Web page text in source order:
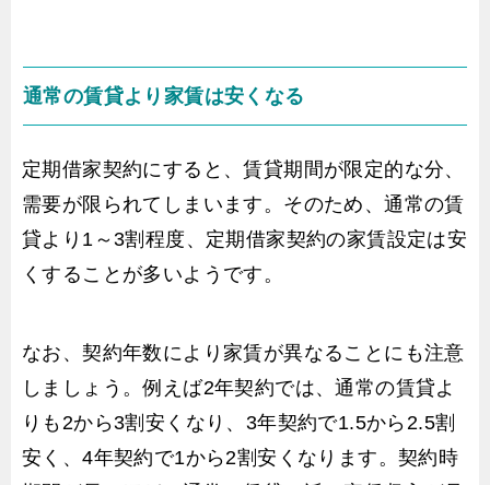
通常の賃貸より家賃は安くなる
定期借家契約にすると、賃貸期間が限定的な分、
需要が限られてしまいます。そのため、通常の賃
貸より1～3割程度、定期借家契約の家賃設定は安
くすることが多いようです。
なお、契約年数により家賃が異なることにも注意
しましょう。例えば2年契約では、通常の賃貸よ
りも2から3割安くなり、3年契約で1.5から2.5割
安く、4年契約で1から2割安くなります。契約時